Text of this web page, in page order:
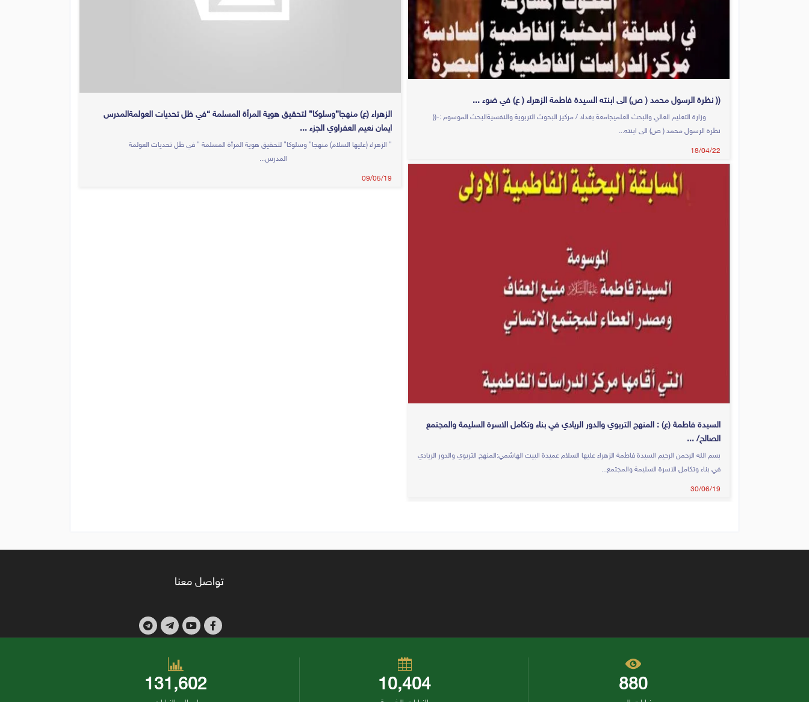
(( نظرة الرسول محمد ( ص) الى ابنته السيدة فاطمة الزهراء ( ع) في ضوء ...
وزارة التعليم العالي والبحث العلميجامعة بغداد / مركيز البحوث التربوية والنفسيةالبحث الموسوم :-((
نظرة الرسول محمد ( ص) الى ابنته...
18/04/22
السيدة فاطمة (ع) : المنهج التربوي والدور الريادي في بناء وتكامل الاسرة السليمة والمجتمع
الصالح/ ...
بسم الله الرحمن الرحيم السيدة فاطمة الزهراء عليها السلام عميدة البيت الهاشمي:المنهج التربوي والدور الريادي
في بناء وتكامل الاسرة السليمة والمجتمع...
30/06/19
الزهراء (ع) منهجا”وسلوكا” لتحقيق هوية المرأة المسلمة “في ظل تحديات العولمةالمدرس
ايمان نعيم العفراوي الجزء ...
" الزهراء (عليها السلام) منهجا" وسلوكا" لتحقيق هوية المرأة المسلمة " في ظل تحديات العولمة
المدرس...
09/05/19
تواصل معنا
880
10,404
131,602